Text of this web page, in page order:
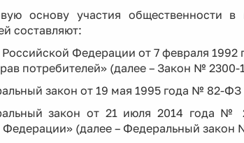
основу участия общественности
составляют:
Российской Федерации от 7 февраля 1992
потребителей» (далее – Закон № 2300-
закон от 19 мая 1995 года № 82-
закон от 21 июля 2014 года №
Федерации» (далее – Федеральный закон